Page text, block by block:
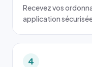
Recevez vos
application
4